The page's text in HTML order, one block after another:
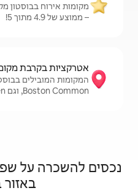
מקבלים דירוגים גבוהים מאורחים
המקומות המובילים בבוסטון כוללים את Fenway Park,
המים עם דירוג גבוה